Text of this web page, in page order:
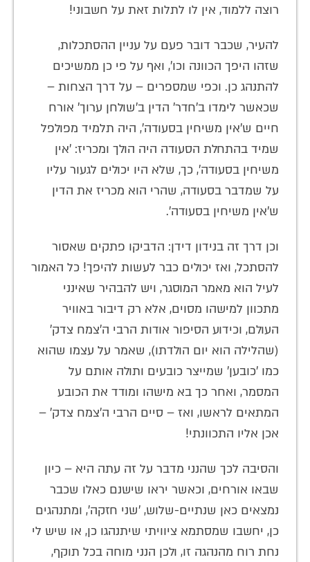
רוצה ללמוד, אין לו לתלות זאת על חשבוני!
להעיר, שכבר דובר פעם על עניין ההסתכלות,
שזהו היפך הכוונה וכו', ואף על פי כן ממשיכים
להתנהג כן. וכפי שמספרים – על דרך הצחות –
שכאשר לימדו ב'חדר' הדין ב'שולחן ערוך' אורח
חיים ש'אין משיחין בסעודה', היה תלמיד מפולפל
שמיד בהתחלת הסעודה היה הולך ומכריז: 'אין
משיחין בסעודה', כך, שלא היו יכולים לגעור עליו
על שמדבר בסעודה, שהרי הוא מכריז את הדין
ש'אין משיחין בסעודה'.
וכן דרך זה בנידון דידן: הדביקו פתקים שאסור
להסתכל, ואז יכולים כבר לעשות להיפך! כל האמור
לעיל הוא מאמר המוסגר, ויש להבהיר שאינני
מתכוון למישהו מסוים, אלא רק דיבור באוויר
העולם, וכידוע הסיפור אודות הרבי ה'צמח צדק'
(שהלילה הוא יום הולדתו), שאמר על עצמו שהוא
כמו 'כובען' שמייצר כובעים ותולה אותם על
המסמר, ואחר כך בא מישהו ומודד את הכובע
המתאים לראשו, ואז – סיים הרבי ה'צמח צדק' –
אכן אליו התכוונתי!
והסיבה לכך שהנני מדבר על זה עתה היא – כיון
שבאו אורחים, וכאשר יראו שישנם כאלו שכבר
נמצאים כאן שנתיים-שלוש, 'שני חזקה', ומתנהגים
כן, יחשבו שמסתמא ציוויתי שיתנהגו כן, או שיש לי
נחת רוח מהנהגה זו, ולכן הנני מוחה בכל תוקף,